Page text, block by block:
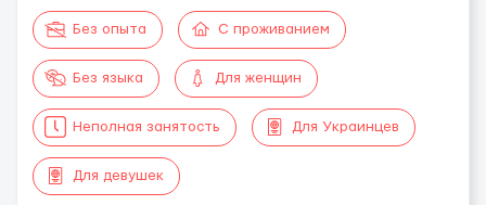
Без опыта С проживанием
Без языка Для женщин
Неполная занятость Для Украинцев
Для девушек